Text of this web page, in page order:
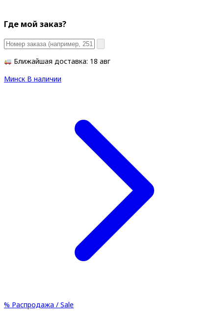
Где мой заказ?
Ближайшая доставка: 18 авг
Минск В наличии
% Распродажа / Sale